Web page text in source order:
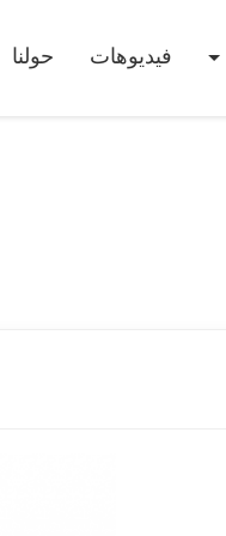
فيديوهات حولنا